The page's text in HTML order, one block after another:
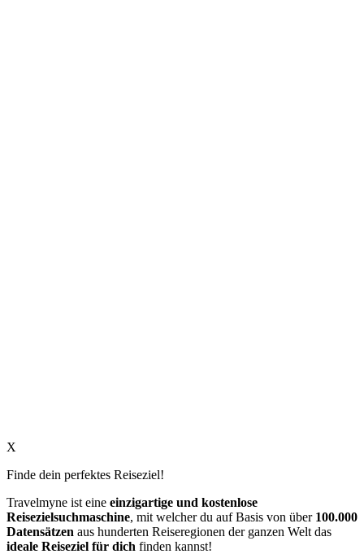
X
Finde dein perfektes Reiseziel!
Travelmyne ist eine einzigartige und kostenlose
Reisezielsuchmaschine, mit welcher du auf Basis von über 100.000
Datensätzen aus hunderten Reiseregionen der ganzen Welt das
ideale Reiseziel für dich finden kannst!